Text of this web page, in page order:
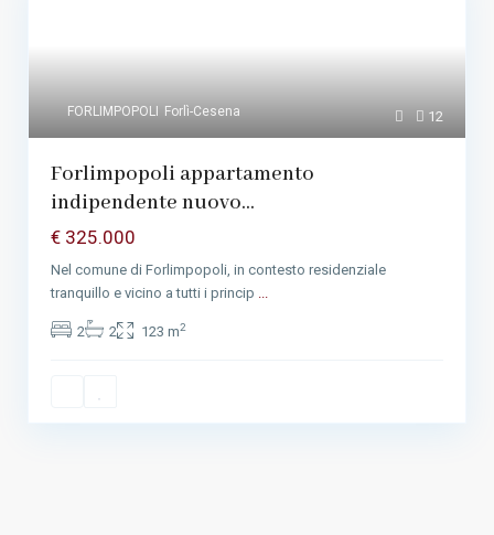
12
FORLIMPOPOLI Forlì-Cesena
Forlimpopoli appartamento
indipendente nuovo...
€ 325.000
Nel comune di Forlimpopoli, in contesto residenziale
tranquillo e vicino a tutti i princip ...
2 2 123 m2